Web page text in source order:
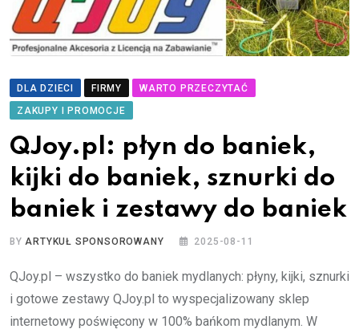
DLA DZIECI FIRMY
WARTO PRZECZYTAĆ
ZAKUPY I PROMOCJE
QJoy.pl: płyn do baniek,
kijki do baniek, sznurki do
baniek i zestawy do baniek
BY ARTYKUŁ SPONSOROWANY 2025-08-11
QJoy.pl – wszystko do baniek mydlanych: płyny, kijki, sznurki
i gotowe zestawy QJoy.pl to wyspecjalizowany sklep
internetowy poświęcony w 100% bańkom mydlanym. W